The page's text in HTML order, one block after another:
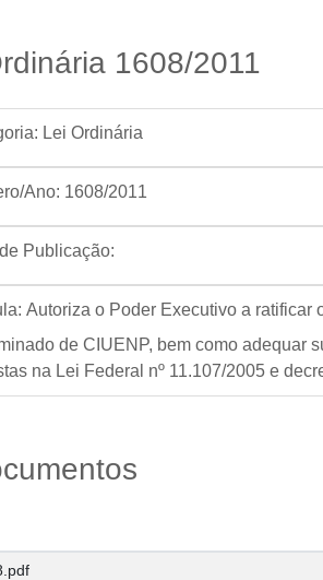
1608/2011
Lei Ordinária
Ano: 1608/2011
Publicação:
Autoriza o Poder Executivo a ratificar
de CIUENP, bem como adequar
na Lei Federal nº 11.107/2005 e